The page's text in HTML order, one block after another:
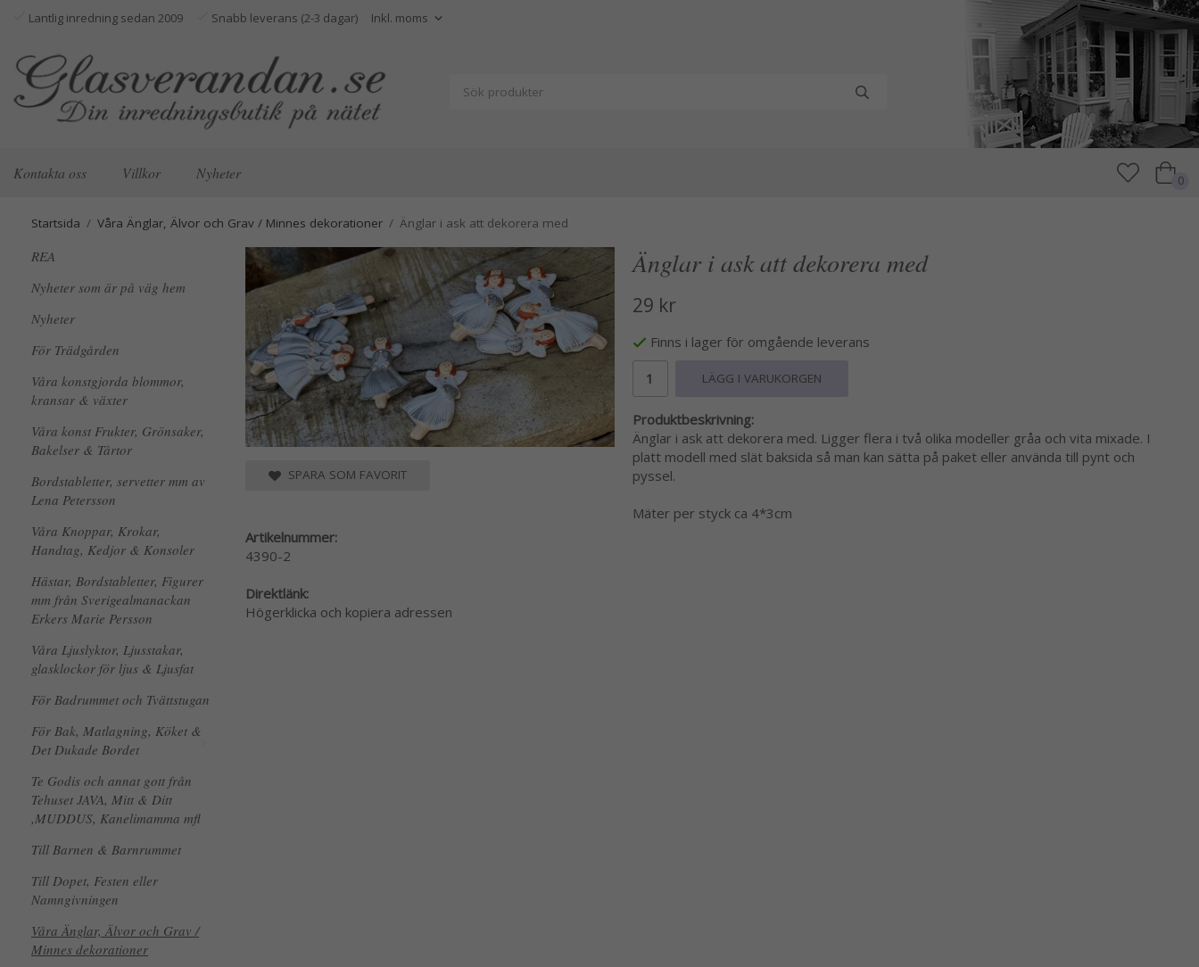
Lantlig inredning sedan 2009 Snabb leverans (2-3 dagar)
Kontakta oss Villkor Nyheter 0
Startsida / Våra Änglar, Älvor och Grav / Minnes dekorationer / Änglar i ask att dekorera med
REA
Nyheter som är på väg hem
Nyheter
För Trädgården
Våra konstgjorda blommor,
kransar & växter
Våra konst Frukter, Grönsaker,
Bakelser & Tårtor
Bordstabletter, servetter mm av
Lena Petersson
Våra Knoppar, Krokar,
Handtag, Kedjor & Konsoler
Hästar, Bordstabletter, Figurer
mm från Sverigealmanackan
Erkers Marie Persson
Våra Ljuslyktor, Ljusstakar,
glasklockor för ljus & Ljusfat
För Badrummet och Tvättstugan
För Bak, Matlagning, Köket &
Det Dukade Bordet
Te Godis och annat gott från
Tehuset JAVA, Mitt & Ditt
,MUDDUS, Kanelimamma mfl
Till Barnen & Barnrummet
Till Dopet, Festen eller
Namngivningen
Våra Änglar, Älvor och Grav /
Minnes dekorationer
Änglar i ask att dekorera med
29 kr
Finns i lager för omgående leverans
LÄGG I VARUKORGEN
Produktbeskrivning:
Änglar i ask att dekorera med. Ligger flera i två olika modeller gråa och vita mixade. I
platt modell med slät baksida så man kan sätta på paket eller använda till pynt och
pyssel.
Mäter per styck ca 4*3cm
SPARA SOM FAVORIT
Artikelnummer:
4390-2
Direktlänk:
Högerklicka och kopiera adressen